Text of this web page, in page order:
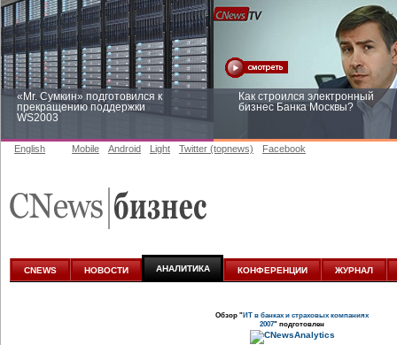
«Mr. Сумкин» подготовился к
прекращению поддержки
WS2003
Как строился электронный
бизнес Банка Москвы?
аналитике
English Mobile Android Light Twitter (topnews) Facebook
CNEWS НОВОСТИ АНАЛИТИКА КОНФЕРЕНЦИИ ЖУРНАЛ
Обзор "ИТ в банках и страховых компаниях
2007" подготовлен